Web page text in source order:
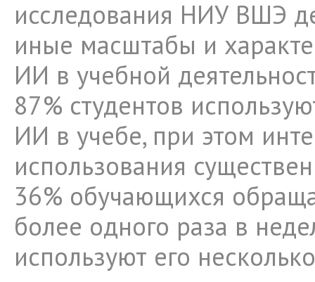
исследования НИУ ВШЭ
иные масштабы и
ИИ в учебной
87% студентов
ИИ в учебе, при этом
использования
36% обучающихся
более одного раза в
используют его